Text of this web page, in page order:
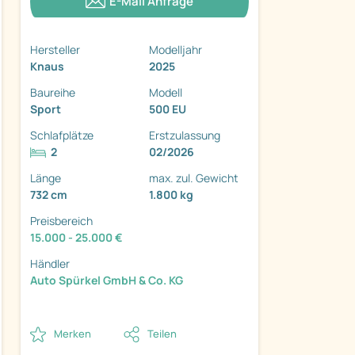
Hersteller
Knaus
Modelljahr
2025
Baureihe
Sport
Modell
500 EU
Schlafplätze
2
Erstzulassung
02/2026
Länge
732 cm
max. zul. Gewicht
1.800 kg
Preisbereich
15.000 - 25.000 €
Händler
Auto Spürkel GmbH & Co. KG
Merken Teilen